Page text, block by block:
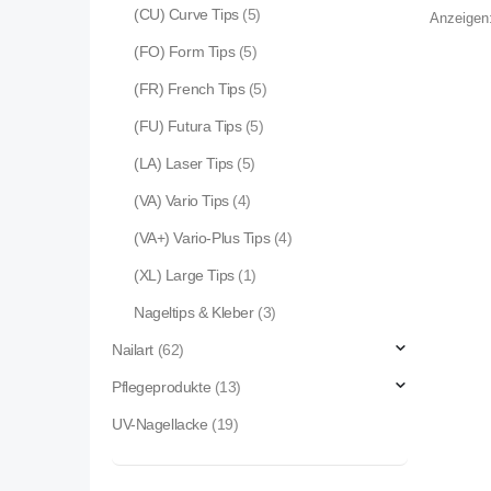
(CU) Curve Tips (5)
(FO) Form Tips (5)
(FR) French Tips (5)
(FU) Futura Tips (5)
(LA) Laser Tips (5)
(VA) Vario Tips (4)
(VA+) Vario-Plus Tips (4)
(XL) Large Tips (1)
Nageltips & Kleber (3)
Nailart (62)
Pflegeprodukte (13)
UV-Nagellacke (19)